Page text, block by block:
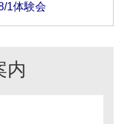
1体験会
内